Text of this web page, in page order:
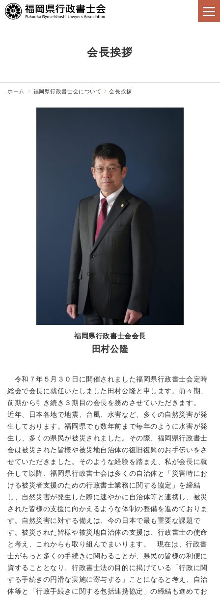
会長挨拶
ホーム 福岡県行政書士会について 会長挨拶
令和７年５月３０日に開催されました福岡県行政書士会定時
総会で会長に就任いたしました田村公隆と申します。前々期、
前期から引き続き３期目の会長を務めさせていただきます。
近年、日本各地で地震、台風、水害など、多くの自然災害が発
生しております。福岡県でも数年前まで毎年のように水害が発
生し、多くの県民が被災されました。その際、福岡県行政書士
会は被災された皆様や被災地自治体の復旧復興のお手伝いをさ
せていただきました。そのような経験を踏まえ、私が会長に就
任して以降、福岡県行政書士会は多くの自治体と「災害時にお
ける被災者支援のための行政書士業務に関する協定」を締結
し、自然災害が発生した際に速やかに自治体等と連携し、被災
された皆様の支援に向かえるような体制の整備を進めておりま
す。自然災害に対する備えは、今の日本で最も重要な課題で
す。被災された皆様や被災地自治体の支援は、行政書士の使命
と考え、これからも取り組んでまいります。 現在は、行政書
士がもっと多くの手続きに関わることが、県民の皆様の利便に
資することとなり、行政書士法の目的に掲げている「行政に関
する手続きの円滑な実施に寄与する」ことになると考え、自治
体等と「行政手続きに関する包括連携協定」の締結も進めてお
福岡県行政書士会会長
田村公隆